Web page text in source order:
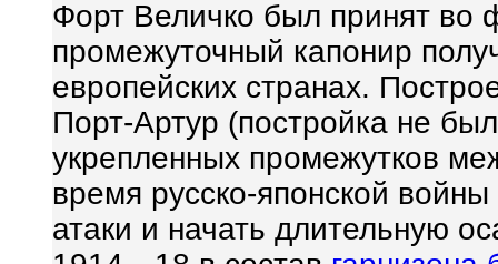
Форт Величко был принят во
промежуточный капонир
европейских странах.
Порт-Артур (постройка не
укрепленных промежутков
время русско-японской
атаки и начать длительную